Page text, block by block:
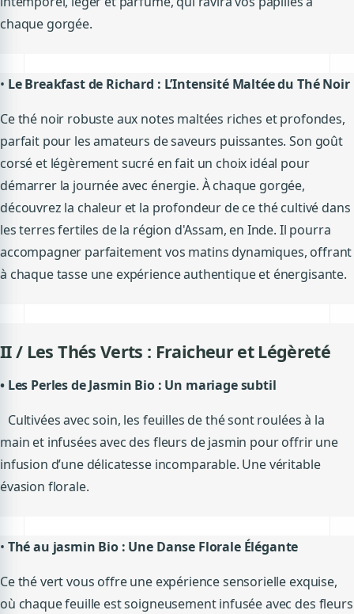
chaque gorgée.
• Le Breakfast de Richard : L’Intensité Maltée du Thé Noir
Ce thé noir robuste aux notes maltées riches et profondes,
parfait pour les amateurs de saveurs puissantes. Son goût
corsé et légèrement sucré en fait un choix idéal pour
démarrer la journée avec énergie. À chaque gorgée,
découvrez la chaleur et la profondeur de ce thé cultivé dans
les terres fertiles de la région d'Assam, en Inde. Il pourra
accompagner parfaitement vos matins dynamiques, offrant
à chaque tasse une expérience authentique et énergisante.
II / Les Thés Verts : Fraicheur et Légèreté
• Les Perles de Jasmin Bio : Un mariage subtil
Cultivées avec soin, les feuilles de thé sont roulées à la
main et infusées avec des fleurs de jasmin pour offrir une
infusion d’une délicatesse incomparable. Une véritable
évasion florale.
• Thé au jasmin Bio : Une Danse Florale Élégante
Ce thé vert vous offre une expérience sensorielle exquise,
où chaque feuille est soigneusement infusée avec des fleurs